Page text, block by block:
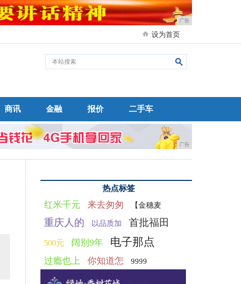
广告
设为首页
商讯 金融 报价 二手车
广告
热点标签
红米千元 来去匆匆 【金穗麦
重庆人的 以品质加 首批福田
500元 阔别9年 电子那点
过瘾也上 你知道怎 9999